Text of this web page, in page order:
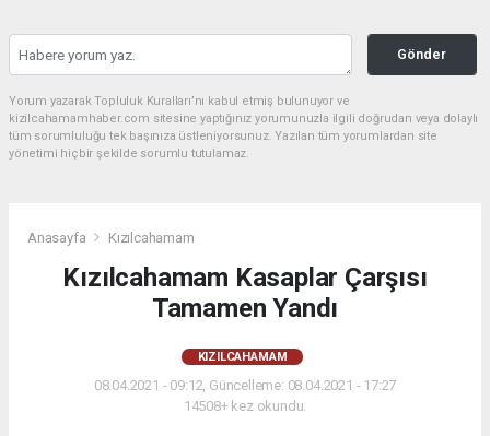
Gönder
Yorum yazarak Topluluk Kuralları’nı kabul etmiş bulunuyor ve
kizilcahamamhaber.com sitesine yaptığınız yorumunuzla ilgili doğrudan veya dolaylı
tüm sorumluluğu tek başınıza üstleniyorsunuz. Yazılan tüm yorumlardan site
yönetimi hiçbir şekilde sorumlu tutulamaz.
Anasayfa Kızılcahamam
Kızılcahamam Kasaplar Çarşısı
Tamamen Yandı
KIZILCAHAMAM
08.04.2021 - 09:12, Güncelleme: 08.04.2021 - 17:27
14508+ kez okundu.